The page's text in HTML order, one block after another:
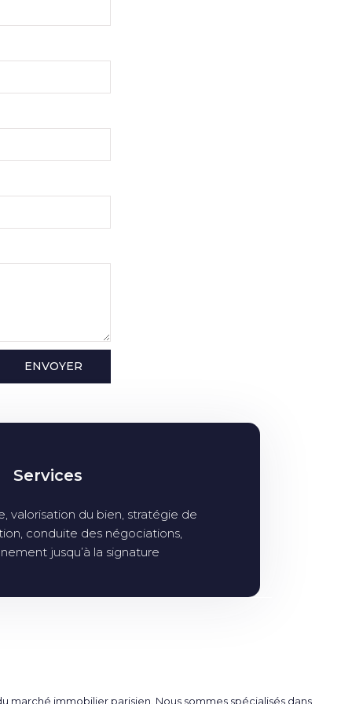
ENVOYER
Services
valorisation du bien, stratégie de
conduite des négociations,
jusqu’à la signature
marché immobilier parisien. Nous sommes spécialisés dans